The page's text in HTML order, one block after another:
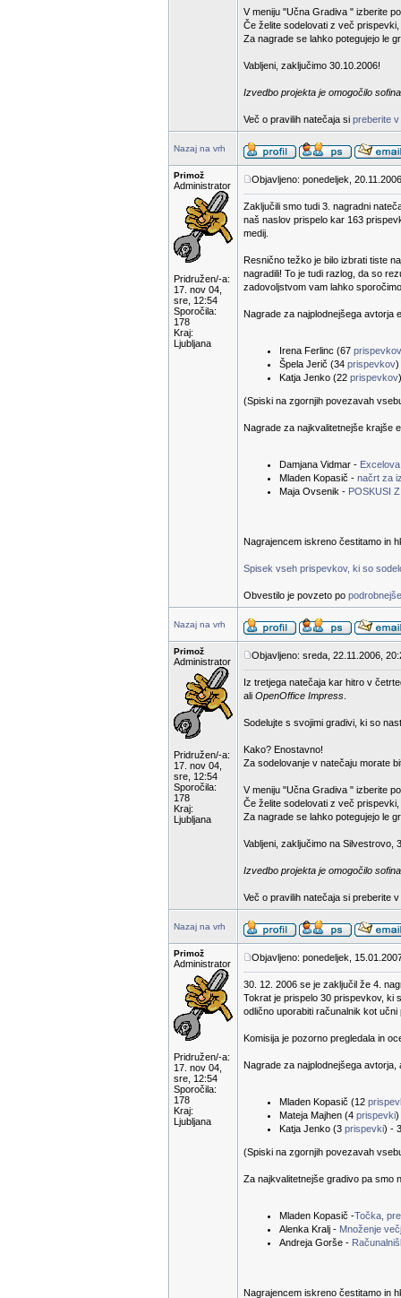
V meniju "Učna Gradiva " izberite
Če želite sodelovati z več
Za nagrade se lahko potegujejo le
Vabljeni, zaključimo 30.10.2006!
Izvedbo projekta je omogočilo
Več o pravilih natečaja si preberite
Nazaj na vrh
Primož
Administrator
Pridružen/-a:
17. nov 04,
sre, 12:54
Sporočila:
178
Kraj:
Ljubljana
Objavljeno: ponedeljek,
Zaključili smo tudi 3. nagradni
naš naslov prispelo kar 163
medij.
Resnično težko je bilo izbrati tiste
nagradili! To je tudi razlog, da so
zadovoljstvom vam lahko
Nagrade za najplodnejšega avtorja
Irena Ferlinc (67 prispevkov
Špela Jerič (34 prispevkov)
Katja Jenko (22 prispevkov
(Spiski na zgornjih povezavah
Nagrade za najkvalitetnejše krajše
Damjana Vidmar -
Mladen Kopasič - načrt za
Maja Ovsenik - POSKUSI
Nagrajencem iskreno čestitamo in
Spisek vseh prispevkov, ki so
Obvestilo je povzeto po
Nazaj na vrh
Primož
Administrator
Pridružen/-a:
17. nov 04,
sre, 12:54
Sporočila:
178
Kraj:
Ljubljana
Objavljeno: sreda, 22.11.2006,
Iz tretjega natečaja kar hitro v
ali OpenOffice Impress
Sodelujte s svojimi gradivi, ki so
Kako? Enostavno!
Za sodelovanje v natečaju morate
V meniju "Učna Gradiva " izberite
Če želite sodelovati z več
Za nagrade se lahko potegujejo le
Vabljeni, zaključimo na Silvestrovo,
Izvedbo projekta je omogočilo
Več o pravilih natečaja si preberite v
Nazaj na vrh
Primož
Administrator
Pridružen/-a:
17. nov 04,
sre, 12:54
Sporočila:
178
Kraj:
Ljubljana
Objavljeno: ponedeljek,
30. 12. 2006 se je zaključil že 4.
Tokrat je prispelo 30 prispevkov, ki
odlično uporabiti računalnik kot učni
Komisija je pozorno pregledala in
Nagrade za najplodnejšega avtorja,
Mladen Kopasič (12
Mateja Majhen (4 prispevki)
Katja Jenko (3 prispevki) -
(Spiski na zgornjih povezavah
Za najkvalitetnejše gradivo pa smo
Mladen Kopasič -Točka,
Alenka Kralj - Množenje
Andreja Gorše -
Nagrajencem iskreno čestitamo in